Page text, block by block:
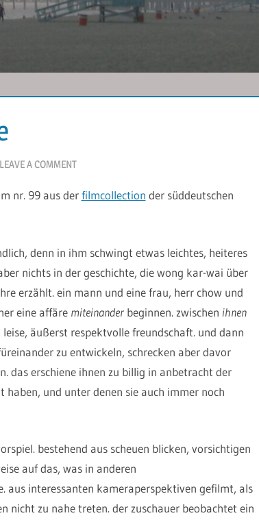
LEAVE A COMMENT
nr. 99 aus derfilmcollection der süddeutschen
denn in ihm schwingt etwas leichtes, heiteres
nichts in der geschichte, die wong kar-wai über
erzählt. ein mann und eine frau, herr chow und
eine affäre miteinander beginnen. zwischen ihnen
äußerst respektvolle freundschaft. und dann
zu entwickeln, schrecken aber davor
das erschiene ihnen zu billig in anbetracht der
und unter denen sie auch immer noch
bestehend aus scheuen blicken, vorsichtigen
auf das, was in anderen
aus interessanten kameraperspektiven gefilmt, als
nicht zu nahe treten. der zuschauer beobachtet ein